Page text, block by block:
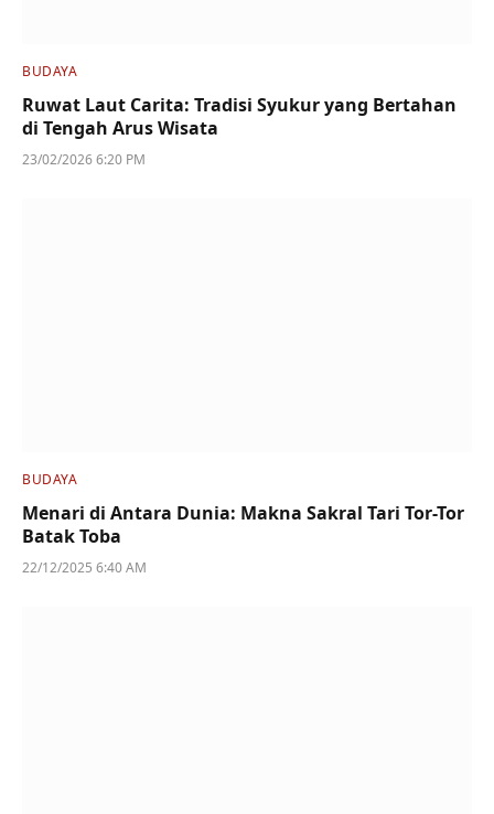
BUDAYA
Ruwat Laut Carita: Tradisi Syukur yang Bertahan
di Tengah Arus Wisata
23/02/2026 6:20 PM
BUDAYA
Menari di Antara Dunia: Makna Sakral Tari Tor-Tor
Batak Toba
22/12/2025 6:40 AM